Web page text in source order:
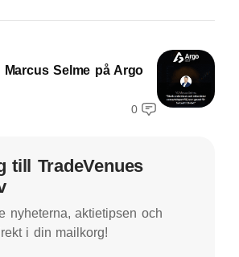
Selme på Argo
0
till TradeVenues
nyheterna, aktietipsen och
i din mailkorg!